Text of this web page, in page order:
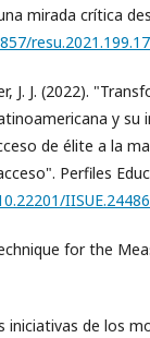
mirada crítica
J. J. (2022).
y su
de élite a la
Perfiles
for the
iniciativas de los